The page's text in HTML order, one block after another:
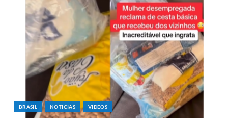
BRASIL NOTÍCIAS VÍDEOS